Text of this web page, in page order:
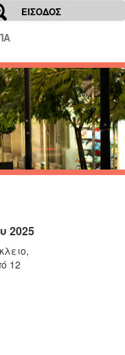
ΕΙΣΟΔΟΣ
2025
12